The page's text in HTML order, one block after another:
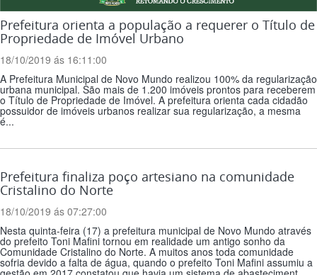
Prefeitura orienta a população a requerer o Título de
Propriedade de Imóvel Urbano
18/10/2019 ás 16:11:00
A Prefeitura Municipal de Novo Mundo realizou 100% da regularização
urbana municipal. São mais de 1.200 imóveis prontos para receberem
o Título de Propriedade de Imóvel. A prefeitura orienta cada cidadão
possuidor de imóveis urbanos realizar sua regularização, a mesma
é...
Prefeitura finaliza poço artesiano na comunidade
Cristalino do Norte
18/10/2019 ás 07:27:00
Nesta quinta-feira (17) a prefeitura municipal de Novo Mundo através
do prefeito Toni Mafini tornou em realidade um antigo sonho da
Comunidade Cristalino do Norte. A muitos anos toda comunidade
sofria devido a falta de água, quando o prefeito Toni Mafini assumiu a